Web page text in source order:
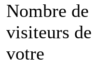
Nombre de
visiteurs de
votre